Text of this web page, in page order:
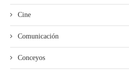
Cine
Comunicación
Conceyos